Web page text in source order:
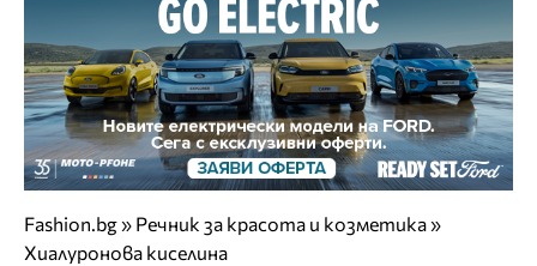
Fashion.bg» Речник за красота и козметика »
Хиалуронова киселина